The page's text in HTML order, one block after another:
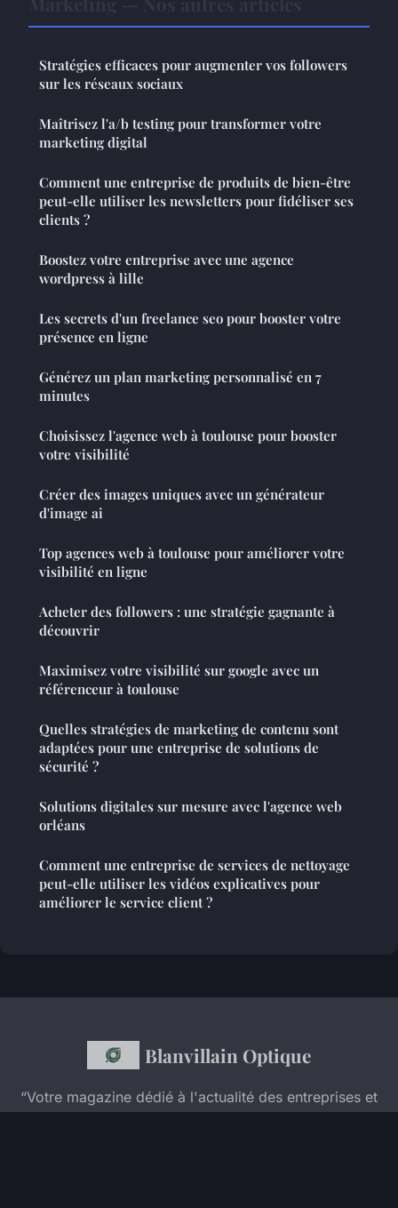
Stratégies efficaces pour augmenter vos followers
sur les réseaux sociaux
Maîtrisez l'a/b testing pour transformer votre
marketing digital
Comment une entreprise de produits de bien-être
peut-elle utiliser les newsletters pour fidéliser ses
clients ?
Boostez votre entreprise avec une agence
wordpress à lille
Les secrets d'un freelance seo pour booster votre
présence en ligne
Générez un plan marketing personnalisé en 7
minutes
Choisissez l'agence web à toulouse pour booster
votre visibilité
Créer des images uniques avec un générateur
d'image ai
Top agences web à toulouse pour améliorer votre
visibilité en ligne
Acheter des followers : une stratégie gagnante à
découvrir
Maximisez votre visibilité sur google avec un
référenceur à toulouse
Quelles stratégies de marketing de contenu sont
adaptées pour une entreprise de solutions de
sécurité ?
Solutions digitales sur mesure avec l'agence web
orléans
Comment une entreprise de services de nettoyage
peut-elle utiliser les vidéos explicatives pour
améliorer le service client ?
Blanvillain Optique
“Votre magazine dédié à l'actualité des entreprises et